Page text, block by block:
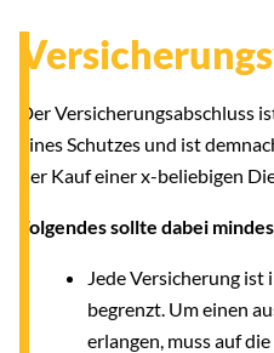
Der Versicherungsabschluss
eines Schutzes und ist
der Kauf einer x-beliebigen
Folgendes sollte dabei
Jede Versicherung
begrenzt. Um einen
erlangen, muss auf